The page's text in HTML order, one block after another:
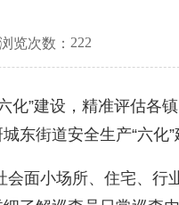
浏览次数： 222
”建设，精准评估各镇
东街道安全生产“六化
面小场所、住宅、行